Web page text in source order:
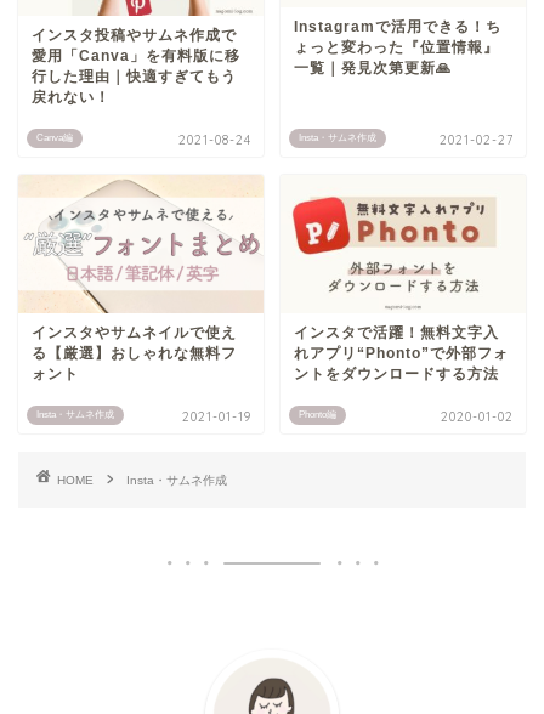
Canva編
インスタ投稿やサムネ作成で
愛用「Canva」を有料版に移
行した理由｜快適すぎてもう
戻れない！
2021-08-24 Insta・サムネ作成
Instagramで活用できる！ち
ょっと変わった『位置情報』
一覧｜発見次第更新🙏
2021-02-27
Insta・サムネ作成
インスタやサムネイルで使え
る【厳選】おしゃれな無料フ
ォント
2021-01-19 Phonto編
インスタで活躍！無料文字入
れアプリ“Phonto”で外部フォ
ントをダウンロードする方法
2020-01-02
HOME Insta・サムネ作成